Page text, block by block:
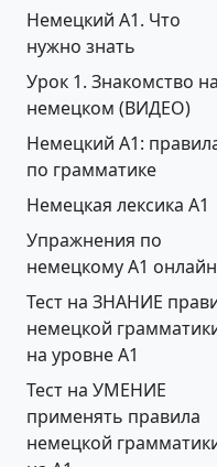
Немецкий А1. Что
нужно знать
Урок 1. Знакомство на
немецком (ВИДЕО)
Немецкий А1:
по грамматике
Немецкая лексика A1
Упражнения по
немецкому A1 онлайн
Тест на ЗНАНИЕ
немецкой
на уровне А1
Тест на УМЕНИЕ
применять правила
немецкой